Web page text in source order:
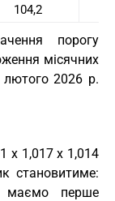
104,2
порогу
місячних
лютого 2026 р.
х 1,017 х 1,014
становитиме:
маємо перше